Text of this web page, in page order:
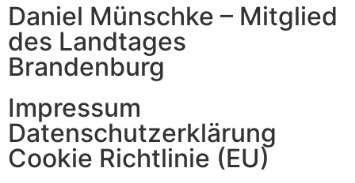
Daniel Münschke – Mitglied
des Landtages
Brandenburg
Impressum
Datenschutzerklärung
Cookie Richtlinie (EU)